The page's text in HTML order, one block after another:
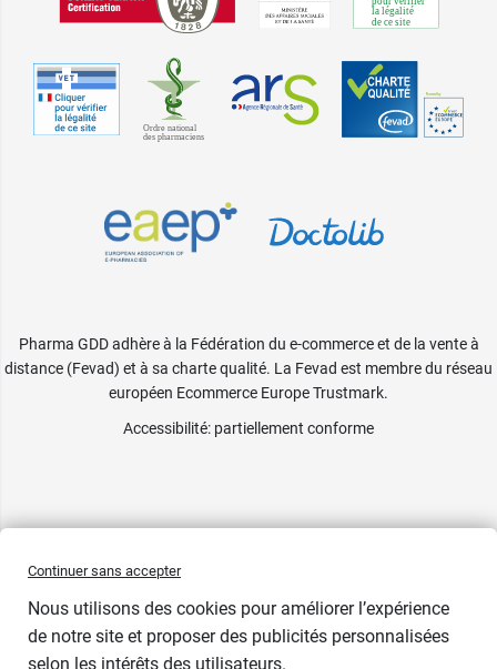
Pharma GDD adhère à la Fédération du e-commerce et de la vente à
distance (Fevad) et à sa charte qualité. La Fevad est membre du réseau
européen Ecommerce Europe Trustmark.
Accessibilité: partiellement conforme
Continuer sans accepter
Nous utilisons des cookies pour améliorer l’expérience
de notre site et proposer des publicités personnalisées
selon les intérêts des utilisateurs.